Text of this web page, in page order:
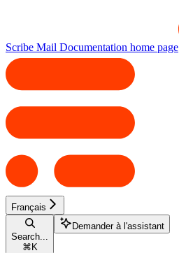
Scribe Mail Documentation home page
Français
Search...
⌘ K
Demander à l'assistant